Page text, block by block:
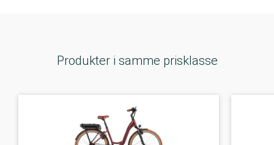
Produkter i samme prisklasse